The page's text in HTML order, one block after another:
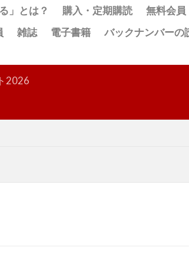
」とは？ 購入・定期購読
無料会員
雑誌 電子書籍
バックナンバーの
2026
検索